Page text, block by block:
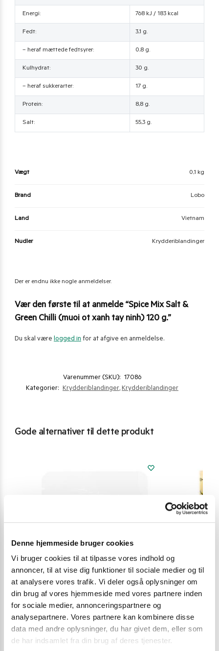
Denne hjemmeside bruger cookies
Vi bruger cookies til at tilpasse vores indhold og
annoncer, til at vise dig funktioner til sociale medier og til
at analysere vores trafik. Vi deler også oplysninger om
din brug af vores hjemmeside med vores partnere inden
for sociale medier, annonceringspartnere og
analysepartnere. Vores partnere kan kombinere disse
data med andre oplysninger, du har givet dem, eller som
de har indsamlet fra din brug af deres tjenester.
Energi: 768 kJ / 183 kcal
Fedt: 3,1 g.
– heraf mættede fedtsyrer: 0,8 g.
Kulhydrat: 30 g.
– heraf sukkerarter: 17 g.
Protein: 8,8 g.
Salt: 55,3 g.
Vægt 0,1 kg
Brand Lobo
Land Vietnam
Nudler Krydderiblandinger
Der er endnu ikke nogle anmeldelser.
Vær den første til at anmelde “Spice Mix Salt &
Green Chilli (muoi ot xanh tay ninh) 120 g.”
Du skal være logged in for at afgive en anmeldelse.
Varenummer (SKU): 17086
Kategorier: Krydderiblandinger, Krydderiblandinger
Gode alternativer til dette produkt